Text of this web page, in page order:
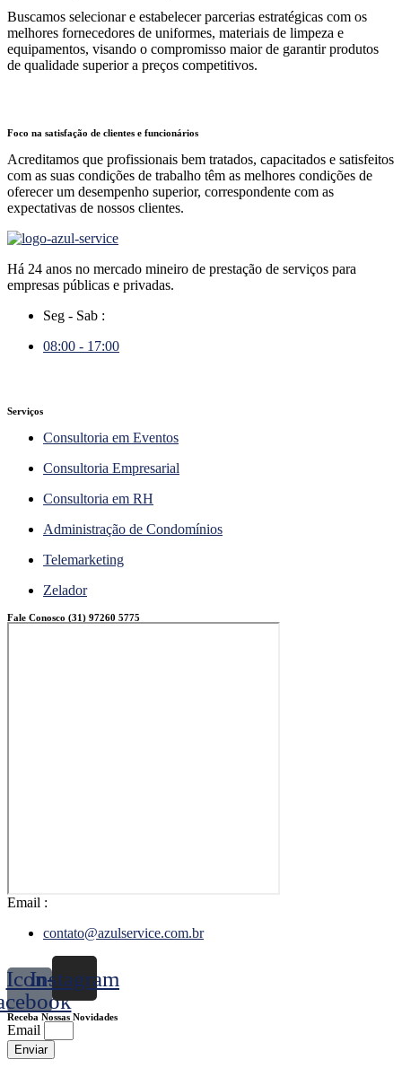
Buscamos selecionar e estabelecer parcerias estratégicas com os
melhores fornecedores de uniformes, materiais de limpeza e
equipamentos, visando o compromisso maior de garantir produtos
de qualidade superior a preços competitivos.
Foco na satisfação de clientes e funcionários
Acreditamos que profissionais bem tratados, capacitados e satisfeitos
com as suas condições de trabalho têm as melhores condições de
oferecer um desempenho superior, correspondente com as
expectativas de nossos clientes.
Há 24 anos no mercado mineiro de prestação de serviços para
empresas públicas e privadas.
Seg - Sab :
08:00 - 17:00
Serviços
Consultoria em Eventos
Consultoria Empresarial
Consultoria em RH
Administração de Condomínios
Telemarketing
Zelador
Fale Conosco (31) 97260 5775
Email :
contato@azulservice.com.br
Icon-Instagram
Receba Nossas Novidades
Email
Enviar